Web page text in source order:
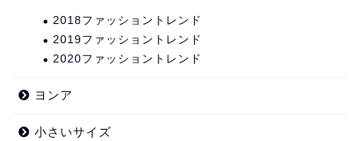
2018ファッショントレンド
2019ファッショントレンド
2020ファッショントレンド
ヨンア
小さいサイズ